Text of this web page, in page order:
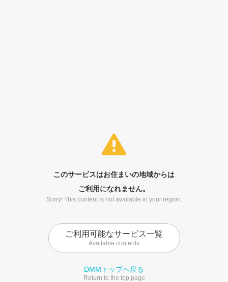
このサービスはお住まいの地域からは
ご利用になれません。
Sorry! This content is not available in your region.
ご利用可能なサービス一覧
Available contents
DMMトップへ戻る
Return to the top page